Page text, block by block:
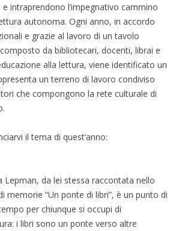
intraprendono l’impegnativo cammino
autonoma. Ogni anno, in accordo
e grazie al lavoro di un tavolo
da bibliotecari, docenti, librai e
alla lettura, viene identificato un
un terreno di lavoro condiviso
che compongono la rete culturale di
il tema di quest’anno:
Lepman, da lei stessa raccontata nello
memorie “Un ponte di libri”, è un punto di
per chiunque si occupi di
i libri sono un ponte verso altre